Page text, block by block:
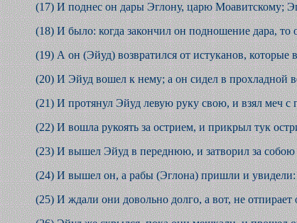
(17) И поднес он дары Эглону, царю Моавитскому;
(18) И было: когда закончил он подношение дара,
(19) А он (Эйуд) возвратился от истуканов, которые
(20) И Эйуд вошел к нему; а он сидел в прохладной
(21) И протянул Эйуд левую руку свою, и взял меч с
(22) И вошла рукоять за острием, и прикрыл тук
(23) И вышел Эйуд в переднюю, и затворил за собою
(24) И вышел он, а рабы (Эглона) пришли и увидели:
(25) И ждали они довольно долго, а вот, не